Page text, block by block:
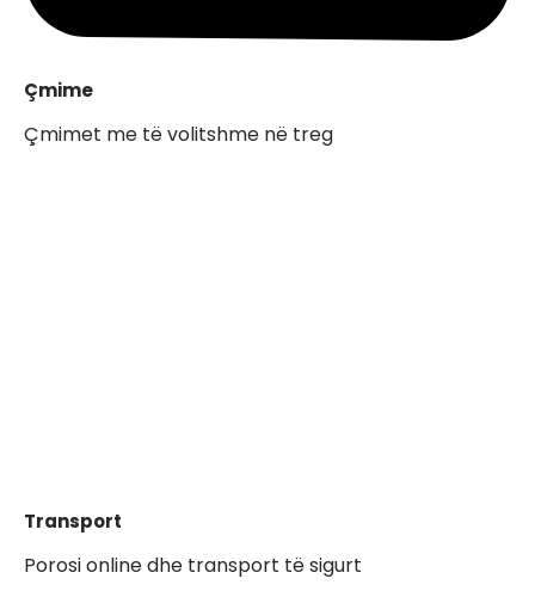
Çmime
Çmimet me të volitshme në treg
Transport
Porosi online dhe transport të sigurt